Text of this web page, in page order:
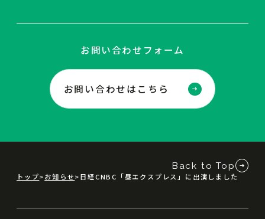
お問い合わせフォーム
お問い合わせはこちら
トップ お知らせ 日経CNBC「昼エクスプレス」に出演しました
Back to Top